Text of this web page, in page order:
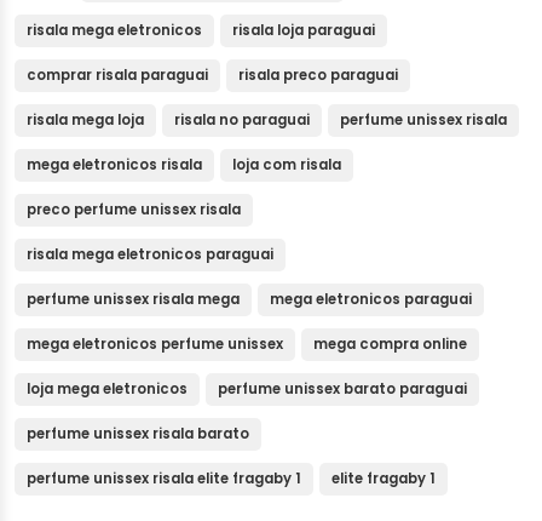
risala mega eletronicos risala loja paraguai
comprar risala paraguai risala preco paraguai
risala mega loja risala no paraguai perfume unissex risala
mega eletronicos risala loja com risala
preco perfume unissex risala
risala mega eletronicos paraguai
perfume unissex risala mega mega eletronicos paraguai
mega eletronicos perfume unissex mega compra online
loja mega eletronicos perfume unissex barato paraguai
perfume unissex risala barato
perfume unissex risala elite fragaby 1 elite fragaby 1